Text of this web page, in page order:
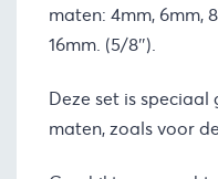
maten: 4mm, 6mm,
16mm. (5/8″).
Deze set is
maten, zoals voor